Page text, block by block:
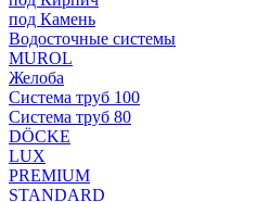
под Камень
Водосточные системы
MUROL
Желоба
Система труб 100
Система труб 80
DÖCKE
LUX
PREMIUM
STANDARD